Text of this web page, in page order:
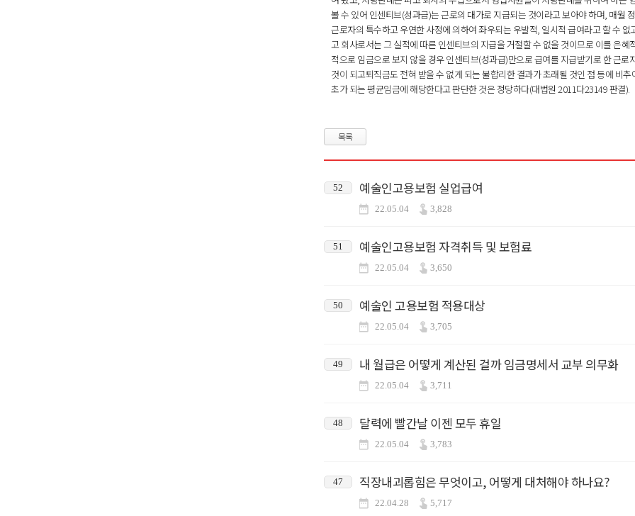
볼 수 있어 인센티브(성과급)는 근로의 대가로 지급되는 것이라고 보아야 하며, 매월
근로자의 특수하고 우연한 사정에 의하여 좌우되는 우발적, 일시적 급여라고 할 수
고 회사로서는 그 실적에 따른 인센티브의 지급을 거절할 수 없을 것이므로 이를 은
적으로 임금으로 보지 않을 경우 인센티브(성과급)만으로 급여를 지급받기로 한 근
것이 되고퇴직금도 전혀 받을 수 없게 되는 불합리한 결과가 초래될 것인 점 등에 비
초가 되는 평균임금에 해당한다고 판단한 것은 정당하다(대법원 2011다23149 판결).
목록
52 예술인고용보험 실업급여
22.05.04 3,828
51 예술인고용보험 자격취득 및 보험료
22.05.04 3,650
50 예술인 고용보험 적용대상
22.05.04 3,705
49 내 월급은 어떻게 계산된 걸까 임금명세서 교부 의무화
22.05.04 3,711
48 달력에 빨간날 이젠 모두 휴일
22.05.04 3,783
47 직장내괴롭힘은 무엇이고, 어떻게 대처해야 하나요?
22.04.28 5,717